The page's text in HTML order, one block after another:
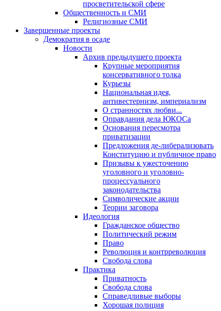
просветительской сфере
Общественность и СМИ
Религиозные СМИ
Завершенные проекты
Демократия в осаде
Новости
Архив предыдущего проекта
Крупные мероприятия
консервативного толка
Курьезы
Национальная идея,
антивестернизм, империализм
О странностях любви...
Оправдания дела ЮКОСа
Основания пересмотра
приватизации
Предложения де-либерализовать
Конституцию и публичное право
Призывы к ужесточению
уголовного и уголовно-
процессуального
законодательства
Символические акции
Теории заговора
Идеология
Гражданское общество
Политический режим
Право
Революция и контрреволюция
Свобода слова
Практика
Приватность
Свобода слова
Справедливые выборы
Хорошая полиция